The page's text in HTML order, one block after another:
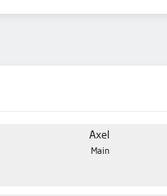
Axel
Main